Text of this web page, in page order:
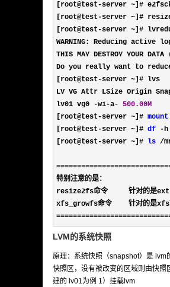
[root@test -server ~]#
[root@test -server ~]#
[root@test -server ~]#
WARNING: Reducing active
THIS MAY DESTROY YOUR
Do you really want to
[root@test -server ~]# lvs
LV VG Attr LSize Origin
lv01 vg0
-wi-a- 500.00M
[root@test -server ~]# mount
[root@test -server ~]# df -
[root@test -server ~]# ls /
特别注意的是：
resize2fs命令     针对的是ext2
LVM的系统快照
原理：系统快照（snapshot）是 lvm
快照区，没有被改变的区域则由快照
建的 lv01为例 1）挂载lvm